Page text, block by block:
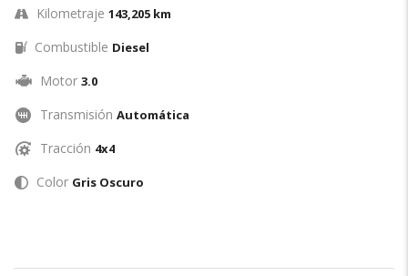
Kilometraje 143,205 km
Combustible Diesel
Motor 3.0
Transmisión Automática
Tracción 4x4
Color Gris Oscuro